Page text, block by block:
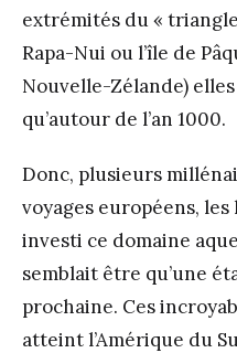
extrémités du «
Rapa-Nui ou l’île de
Nouvelle-Zélande)
qu’autour de l’an 1000.
Donc, plusieurs
voyages européens,
investi ce domaine
semblait être qu’une
prochaine. Ces
atteint l’Amérique du